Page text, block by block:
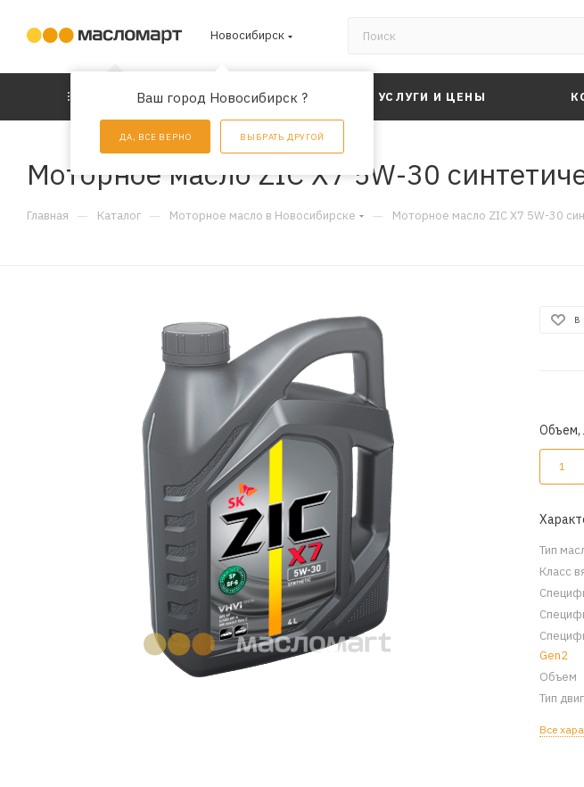
Новосибирск
Ваш город Новосибирск ?
ДА, ВСЕ ВЕРНО ВЫБРАТЬ ДРУГОЙ
КАТАЛОГ АКЦИИ УСЛУГИ И ЦЕНЫ
Моторное масло ZIC X7 5W-30
Главная — Каталог — Моторное масло в Новосибирске — Моторное масло ZIC X7 5W-30
В
Объем,
1
Тип
Класс
Gen2
Объем
Тип
Все